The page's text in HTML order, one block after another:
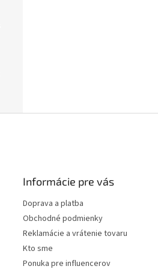
Informácie pre vás
Doprava a platba
Obchodné podmienky
Reklamácie a vrátenie tovaru
Kto sme
Ponuka pre influencerov